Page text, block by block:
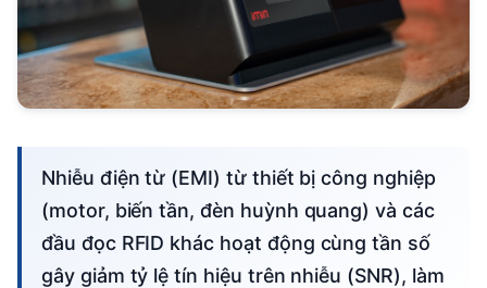
Nhiễu điện từ (EMI) từ thiết bị công nghiệp
(motor, biến tần, đèn huỳnh quang) và các
đầu đọc RFID khác hoạt động cùng tần số
gây giảm tỷ lệ tín hiệu trên nhiễu (SNR), làm